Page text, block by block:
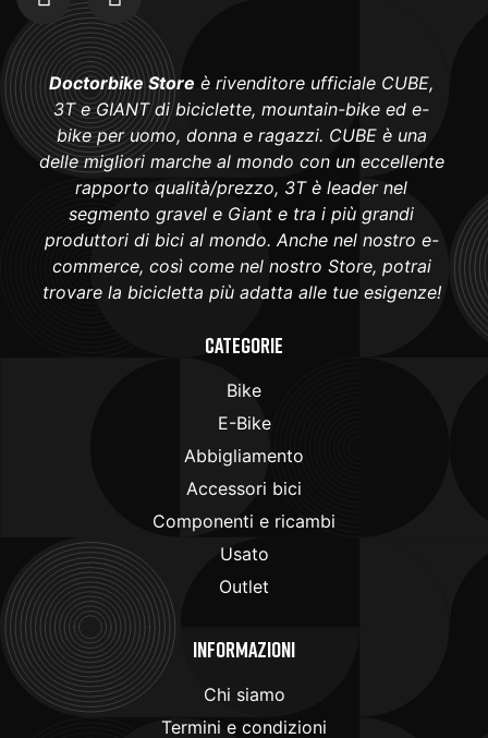
Doctorbike Store è rivenditore ufficiale CUBE,
3T e GIANT di biciclette, mountain-bike ed e-
bike per uomo, donna e ragazzi. CUBE è una
delle migliori marche al mondo con un eccellente
rapporto qualità/prezzo, 3T è leader nel
segmento gravel e Giant e tra i più grandi
produttori di bici al mondo. Anche nel nostro e-
commerce, così come nel nostro Store, potrai
trovare la bicicletta più adatta alle tue esigenze!
Categorie
Bike
E-Bike
Abbigliamento
Accessori bici
Componenti e ricambi
Usato
Outlet
Informazioni
Chi siamo
Termini e condizioni